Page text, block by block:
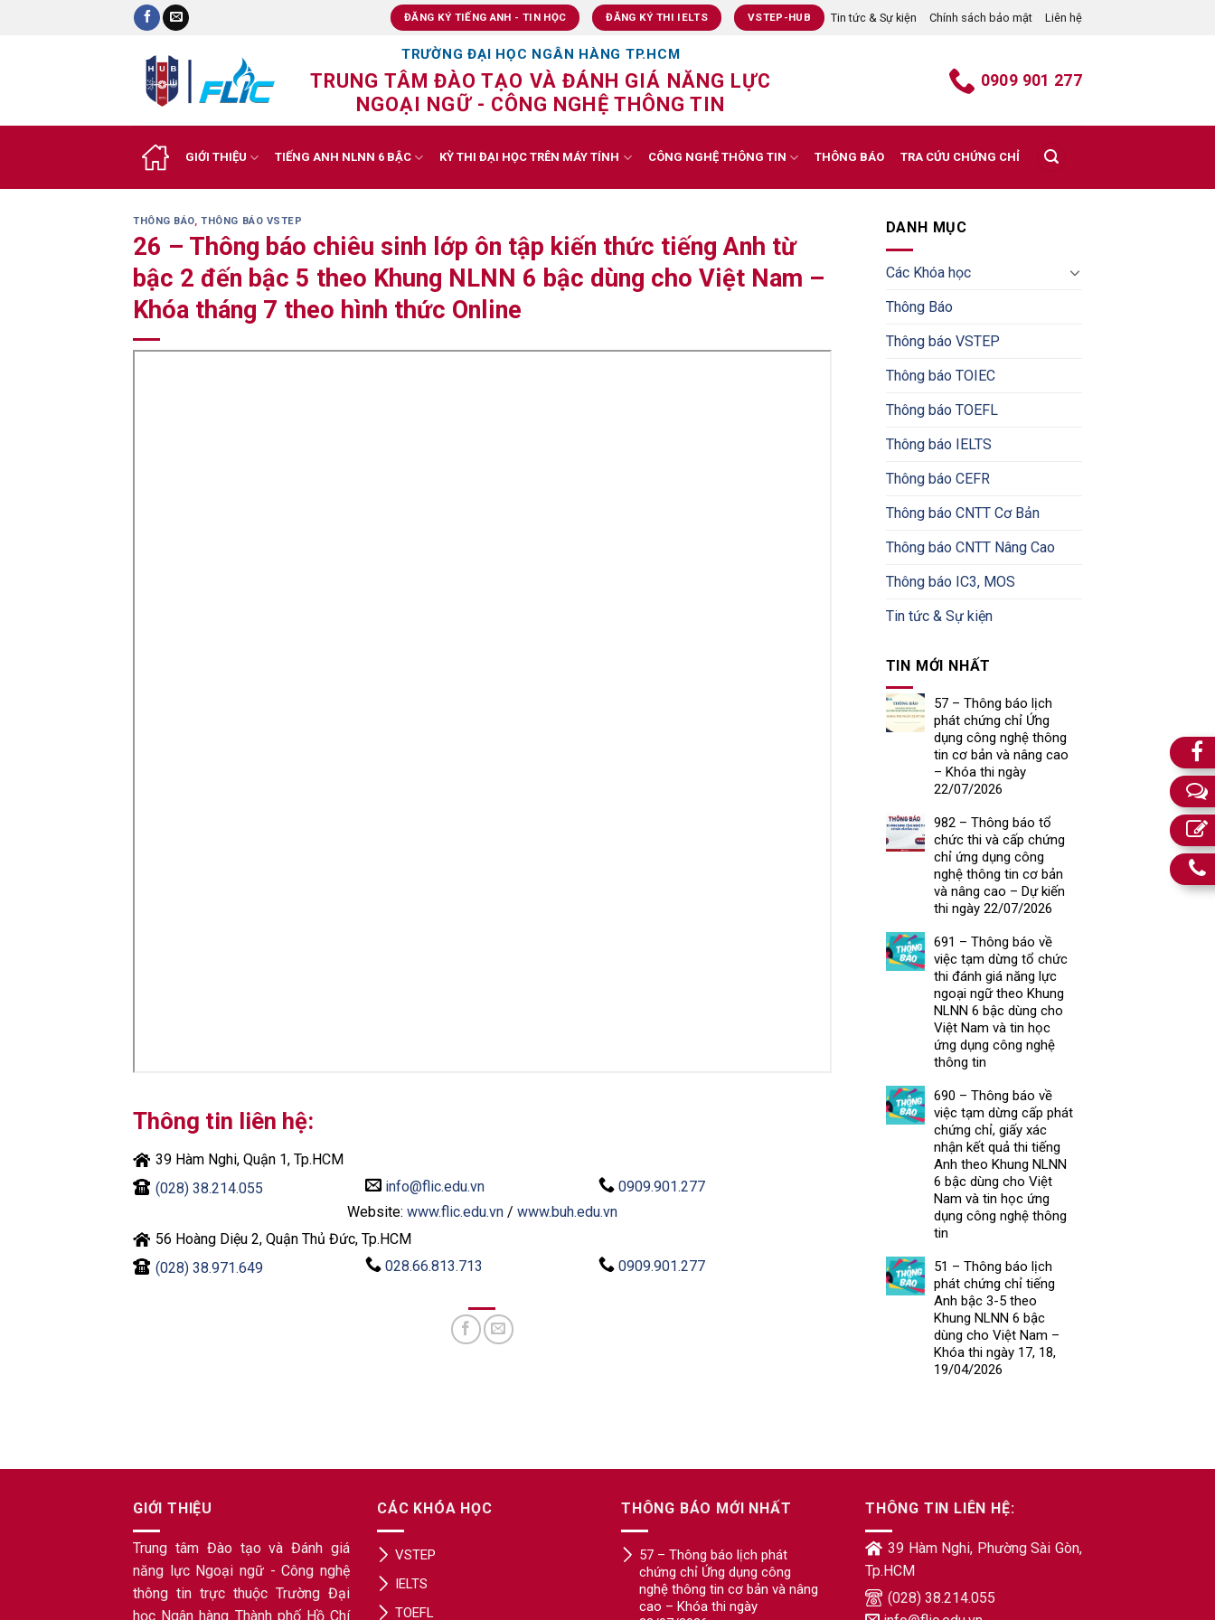
ĐĂNG KÝ TIẾNG ANH - TIN HỌC ĐĂNG KÝ THI IELTS VSTEP-HUB Tin tức & Sự kiện Chính sách bảo mật Liên hệ
TRƯỜNG ĐẠI HỌC NGÂN HÀNG TP.HCM
TRUNG TÂM ĐÀO TẠO VÀ ĐÁNH GIÁ NĂNG LỰC
NGOẠI NGỮ - CÔNG NGHỆ THÔNG TIN
0909 901 277
GIỚI THIỆU TIẾNG ANH NLNN 6 BẬC KỲ THI ĐẠI HỌC TRÊN MÁY TÍNH CÔNG NGHỆ THÔNG TIN THÔNG BÁO TRA CỨU CHỨNG CHỈ
THÔNG BÁO,THÔNG BÁO VSTEP
26 – Thông báo chiêu sinh lớp ôn tập kiến thức tiếng Anh từ
bậc 2 đến bậc 5 theo Khung NLNN 6 bậc dùng cho Việt Nam –
Khóa tháng 7 theo hình thức Online
Thông tin liên hệ:
39 Hàm Nghi, Quận 1, Tp.HCM
(028) 38.214.055
info@flic.edu.vn
0909.901.277
Website: www.flic.edu.vn/ www.buh.edu.vn
56 Hoàng Diệu 2, Quận Thủ Đức, Tp.HCM
(028) 38.971.649
028.66.813.713 0909.901.277
DANH MỤC
Các Khóa học
Thông Báo
Thông báo VSTEP
Thông báo TOIEC
Thông báo TOEFL
Thông báo IELTS
Thông báo CEFR
Thông báo CNTT Cơ Bản
Thông báo CNTT Nâng Cao
Thông báo IC3, MOS
Tin tức & Sự kiện
TIN MỚI NHẤT
57 – Thông báo lịch
phát chứng chỉ Ứng
dụng công nghệ thông
tin cơ bản và nâng cao
– Khóa thi ngày
22/07/2026
982 – Thông báo tổ
chức thi và cấp chứng
chỉ ứng dụng công
nghệ thông tin cơ bản
và nâng cao – Dự kiến
thi ngày 22/07/2026
691 – Thông báo về
việc tạm dừng tổ chức
thi đánh giá năng lực
ngoại ngữ theo Khung
NLNN 6 bậc dùng cho
Việt Nam và tin học
ứng dụng công nghệ
thông tin
690 – Thông báo về
việc tạm dừng cấp phát
chứng chỉ, giấy xác
nhận kết quả thi tiếng
Anh theo Khung NLNN
6 bậc dùng cho Việt
Nam và tin học ứng
dụng công nghệ thông
tin
51 – Thông báo lịch
phát chứng chỉ tiếng
Anh bậc 3-5 theo
Khung NLNN 6 bậc
dùng cho Việt Nam –
Khóa thi ngày 17, 18,
19/04/2026
GIỚI THIỆU
Trung tâm Đào tạo và Đánh giá
năng lực Ngoại ngữ - Công nghệ
thông tin trực thuộc Trường Đại
học Ngân hàng Thành phố Hồ Chí
CÁC KHÓA HỌC
VSTEP
IELTS
TOEFL
THÔNG BÁO MỚI NHẤT
57 – Thông báo lịch phát
chứng chỉ Ứng dụng công
nghệ thông tin cơ bản và nâng
cao – Khóa thi ngày
THÔNG TIN LIÊN HỆ:
39 Hàm Nghi, Phường Sài Gòn,
Tp.HCM
(028) 38.214.055